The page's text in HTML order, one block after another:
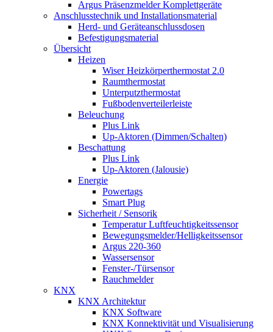
Argus Präsenzmelder Komplettgeräte
Anschlusstechnik und Installationsmaterial
Herd- und Geräteanschlussdosen
Befestigungsmaterial
Übersicht
Heizen
Wiser Heizkörperthermostat 2.0
Raumthermostat
Unterputzthermostat
Fußbodenverteilerleiste
Beleuchung
Plus Link
Up-Aktoren (Dimmen/Schalten)
Beschattung
Plus Link
Up-Aktoren (Jalousie)
Energie
Powertags
Smart Plug
Sicherheit / Sensorik
Temperatur Luftfeuchtigkeitssensor
Bewegungsmelder/Helligkeitssensor
Argus 220-360
Wassersensor
Fenster-/Türsensor
Rauchmelder
KNX
KNX Architektur
KNX Software
KNX Konnektivität und Visualisierung